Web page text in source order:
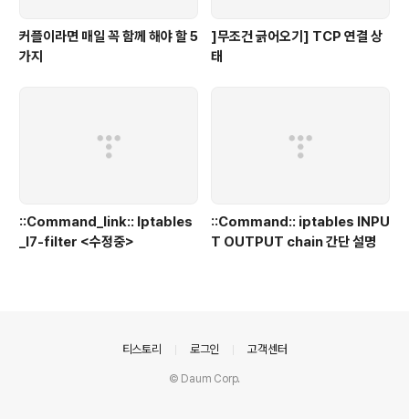
커플이라면 매일 꼭 함께 해야 할 5
가지
]무조건 긁어오기] TCP 연결 상
태
::Command_link:: Iptables
_l7-filter <수정중>
::Command:: iptables INPU
T OUTPUT chain 간단 설명
티스토리 로그인 고객센터
© Daum Corp.